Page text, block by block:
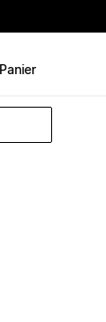
Panier